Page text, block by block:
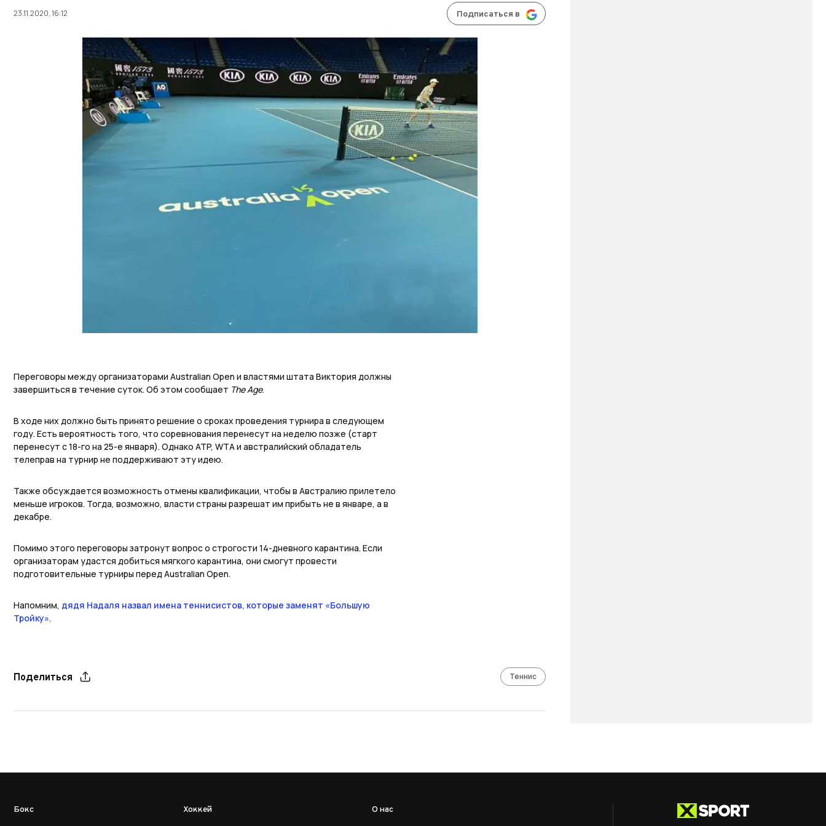
23.11.2020, 16:12 Подписаться в
Переговоры между организаторами Australian Open и властями штата Виктория должны
завершиться в течение суток. Об этом сообщает The Age.
В ходе них должно быть принято решение о сроках проведения турнира в следующем
году. Есть вероятность того, что соревнования перенесут на неделю позже (старт
перенесут с 18-го на 25-е января). Однако ATP, WTA и австралийский обладатель
телеправ на турнир не поддерживают эту идею.
Также обсуждается возможность отмены квалификации, чтобы в Австралию прилетело
меньше игроков. Тогда, возможно, власти страны разрешат им прибыть не в январе, а в
декабре.
Помимо этого переговоры затронут вопрос о строгости 14-дневного карантина. Если
организаторам удастся добиться мягкого карантина, они смогут провести
подготовительные турниры перед Australian Open.
Напомним, дядя Надаля назвал имена теннисистов, которые заменят «Большую
Тройку».
Поделиться Теннис
Бокс Хоккей О нас